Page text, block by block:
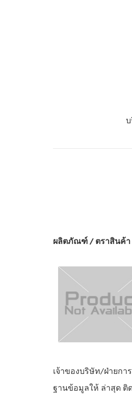
ผลิตภัณฑ์ / ตราสินค้า
เจ้าของบริษัท/ฝ่ายก
ฐานข้อมูลให้ ล่าสุด ติ